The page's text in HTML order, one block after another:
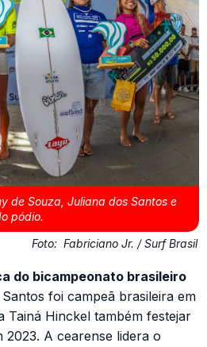
de Souza, Juliana dos Santos e
pódio.
Foto: Fabriciano Jr. / Surf Brasil
do bicampeonato brasileiro
foi campeã brasileira em
Tainá Hinckel também festejar
A cearense lidera o